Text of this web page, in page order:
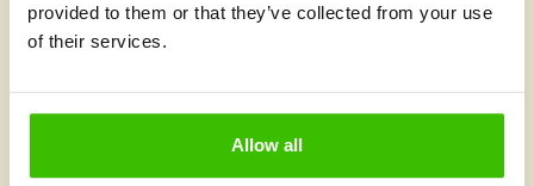
provided to them or that they’ve collected from your use
of their services.
Allow all
Vybrať kurz
Čo je v Gymnathlone nové?